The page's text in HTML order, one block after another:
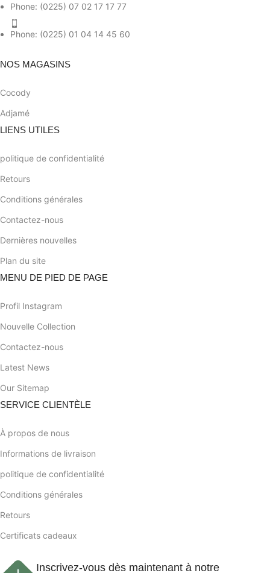
Phone: (0225) 07 02 17 17 77
Phone: (0225) 01 04 14 45 60
NOS MAGASINS
Cocody
Adjamé
LIENS UTILES
politique de confidentialité
Retours
Conditions générales
Contactez-nous
Dernières nouvelles
Plan du site
MENU DE PIED DE PAGE
Profil Instagram
Nouvelle Collection
Contactez-nous
Latest News
Our Sitemap
SERVICE CLIENTÈLE
À propos de nous
Informations de livraison
politique de confidentialité
Conditions générales
Retours
Certificats cadeaux
Inscrivez-vous dès maintenant à notre